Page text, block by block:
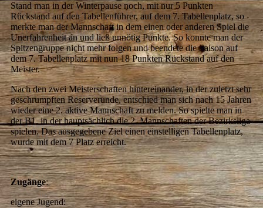
Stand man in der Winterpause noch, mit nur 5 Punkten
Rückstand auf den Tabellenführer, auf dem 7. Tabellenplatz, so
merkte man der Mannschaft in dem einen oder anderen Spiel die
Unerfahrenheit an und ließ unnötig Punkte. So konnte man der
Spitzengruppe nicht mehr folgen und beendete die Saison auf
dem 7. Tabellenplatz mit nun 18 Punkten Rückstand auf den
Meister.
Nach den zwei Meisterschaften hintereinander, in der zuletzt sehr
geschrumpften Reserverunde, entschied man sich nach 15 Jahren
wieder eine 2. aktive Mannschaft zu melden. So spielte man in
der B1, in der hauptsächlich die 2. Mannschaften der Bezirksliga
spielen. Das ausgegebene Ziel einen einstelligen Tabellenplatz,
wurde mit dem 7 Platz erreicht.
Zugänge:
eigene Jugend: